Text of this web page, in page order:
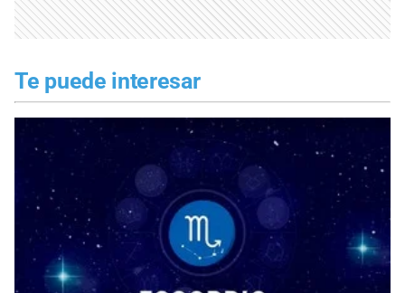
Te puede interesar